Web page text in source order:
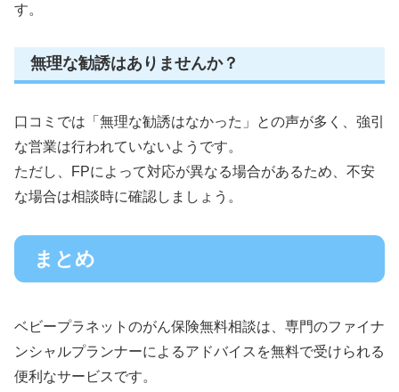
す。
無理な勧誘はありませんか？
口コミでは「無理な勧誘はなかった」との声が多く、強引
な営業は行われていないようです。
ただし、FPによって対応が異なる場合があるため、不安
な場合は相談時に確認しましょう。
まとめ
ベビープラネットのがん保険無料相談は、専門のファイナ
ンシャルプランナーによるアドバイスを無料で受けられる
便利なサービスです。